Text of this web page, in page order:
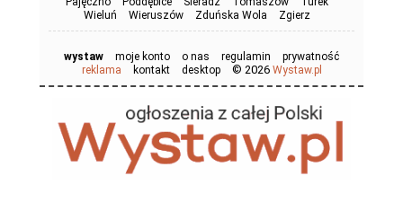
Wieluń
Wieruszów Zduńska Wola Zgierz
wystaw moje konto o nas regulamin
prywatność
reklama
kontakt desktop © 2026 Wystaw.pl